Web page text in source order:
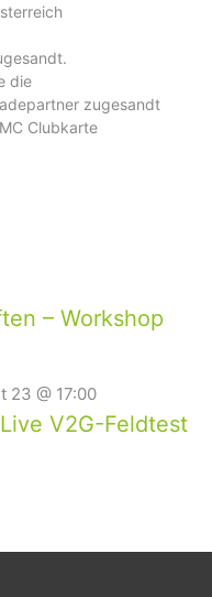
die
zugesandt
Clubkarte
– Workshop
23 @ 17:00
V2G-Feldtest